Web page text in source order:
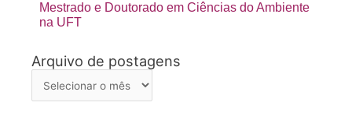
Mestrado e Doutorado em Ciências do Ambiente
na UFT
Arquivo de postagens
Arquivo